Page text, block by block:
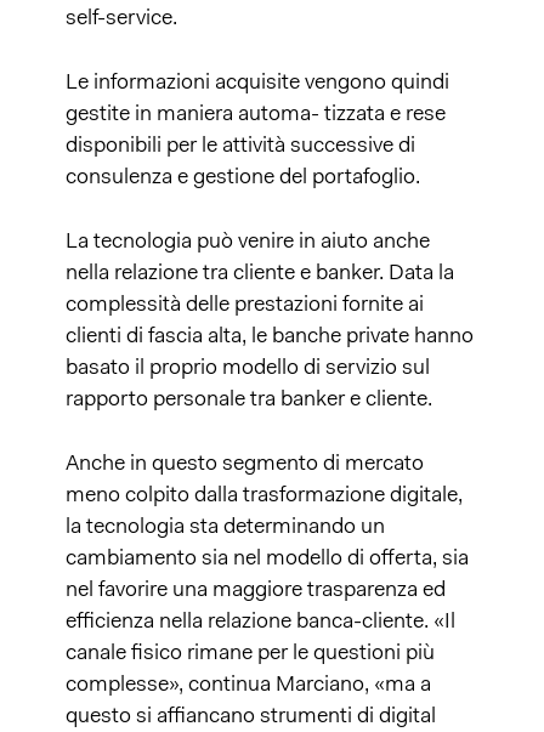
self-service.
Le informazioni acquisite vengono quindi
gestite in maniera automa- tizzata e rese
disponibili per le attività successive di
consulenza e gestione del portafoglio.
La tecnologia può venire in aiuto anche
nella relazione tra cliente e banker. Data la
complessità delle prestazioni fornite ai
clienti di fascia alta, le banche private hanno
basato il proprio modello di servizio sul
rapporto personale tra banker e cliente.
Anche in questo segmento di mercato
meno colpito dalla trasformazione digitale,
la tecnologia sta determinando un
cambiamento sia nel modello di offerta, sia
nel favorire una maggiore trasparenza ed
efficienza nella relazione banca-cliente. «Il
canale fisico rimane per le questioni più
complesse», continua Marciano, «ma a
questo si affiancano strumenti di digital